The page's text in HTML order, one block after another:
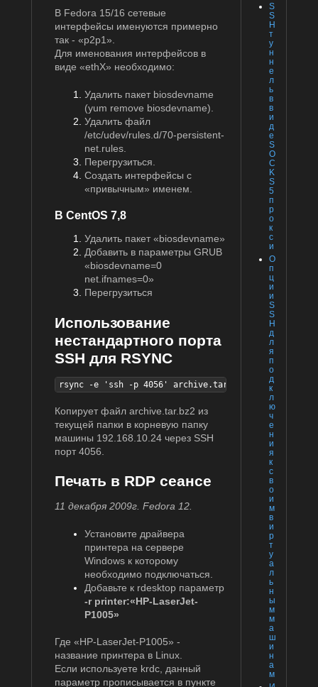
S
S
H
т
у
н
н
е
л
ь
в
в
и
д
е
S
O
C
K
S
5
п
р
о
к
с
и
О
п
ц
и
и
S
S
H
д
л
я
п
о
д
к
л
ю
ч
е
н
и
я
к
с
в
о
и
м
в
и
р
т
у
а
л
ь
н
ы
м
м
а
ш
и
н
а
м
В Fedora 15/16 сетевые
интерфейсы именуются примерно
так - «p2p1».
Для именования интерфейсов в
виде «ethX» необходимо:
Удалить пакет biosdevname
(yum remove biosdevname).
Удалить файл
/etc/udev/rules.d/70-persistent-
net.rules.
Перегрузиться.
Создать интерфейсы с
«привычным» именем.
В CentOS 7,8
Удалить пакет «biosdevname»
Добавить в параметры GRUB
«biosdevname=0
net.ifnames=0»
Перегрузиться
Использование
нестандартного порта
SSH для RSYNC
rsync -e 'ssh -p 4056' archive.tar.bz2
Копирует файл archive.tar.bz2 из
текущей папки в корневую папку
машины 192.168.10.24 через SSH
порт 4056.
Печать в RDP сеансе
11 декабря 2009г. Fedora 12.
Установите драйвера
принтера на сервере
Windows к которому
необходимо подключаться.
Добавьте к rdesktop параметр
-r printer:«HP-LaserJet-
P1005»
Где «HP-LaserJet-P1005» -
название принтера в Linux.
Если используете krdc, данный
параметр прописывается в пункте